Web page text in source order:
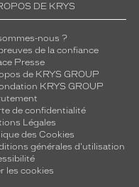
DE KRYS
nous ?
de la confiance
Presse
de KRYS GROUP
KRYS GROUP
de confidentialité
Légales
des Cookies
générales d'utilisation
les cookies